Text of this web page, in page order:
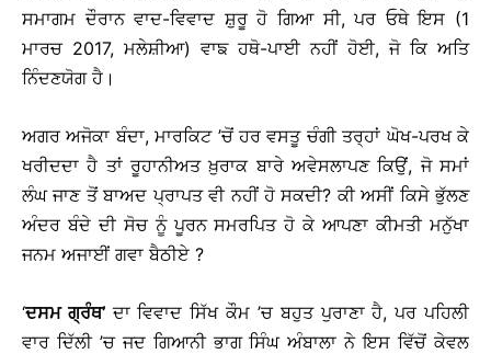
ਸਮਾਗਮ ਦੌਰਾਨ ਵਾਦ-ਵਿਵਾਦ ਸ਼ੁਰੂ ਹੋ ਗਿਆ ਸੀ, ਪਰ ਓਥੇ ਇਸ (1
ਮਾਰਚ 2017, ਮਲੇਸ਼ੀਆ) ਵਾਙ ਹਥੋ-ਪਾਈ ਨਹੀਂ ਹੋਈ, ਜੋ ਕਿ ਅਤਿ
ਨਿੰਦਣਯੋਗ ਹੈ।
ਅਗਰ ਅਜੋਕਾ ਬੰਦਾ, ਮਾਰਕਿਟ ’ਚੋਂ ਹਰ ਵਸਤੂ ਚੰਗੀ ਤਰ੍ਹਾਂ ਘੋਖ-ਪਰਖ ਕੇ
ਖਰੀਦਦਾ ਹੈ ਤਾਂ ਰੂਹਾਨੀਅਤ ਖ਼ੁਰਾਕ ਬਾਰੇ ਅਵੇਸਲਾਪਣ ਕਿਉਂ, ਜੋ ਸਮਾਂ
ਲੰਘ ਜਾਣ ਤੋਂ ਬਾਅਦ ਪ੍ਰਾਪਤ ਵੀ ਨਹੀਂ ਹੋ ਸਕਦੀ? ਕੀ ਅਸੀਂ ਕਿਸੇ ਭੁੱਲਣ
ਅੰਦਰ ਬੰਦੇ ਦੀ ਸੋਚ ਨੂੰ ਪੂਰਨ ਸਮਰਪਿਤ ਹੋ ਕੇ ਆਪਣਾ ਕੀਮਤੀ ਮਨੁੱਖਾ
ਜਨਮ ਅਜਾਈਂ ਗਵਾ ਬੈਠੀਏ ?
‘ਦਸਮ ਗ੍ਰੰਥ’ ਦਾ ਵਿਵਾਦ ਸਿੱਖ ਕੌਮ ’ਚ ਬਹੁਤ ਪੁਰਾਣਾ ਹੈ, ਪਰ ਪਹਿਲੀ
ਵਾਰ ਦਿੱਲੀ ’ਚ ਜਦ ਗਿਆਨੀ ਭਾਗ ਸਿੰਘ ਅੰਬਾਲਾ ਨੇ ਇਸ ਵਿੱਚੋਂ ਕੇਵਲ